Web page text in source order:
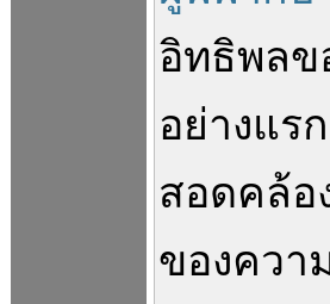
อิทธิพลข
อย่างแรก
สอดคล้อ
ของควา